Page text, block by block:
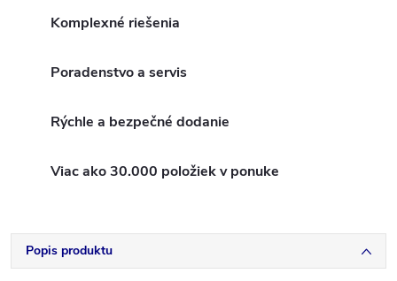
Komplexné riešenia
Poradenstvo a servis
Rýchle a bezpečné dodanie
Viac ako 30.000 položiek v ponuke
Popis produktu